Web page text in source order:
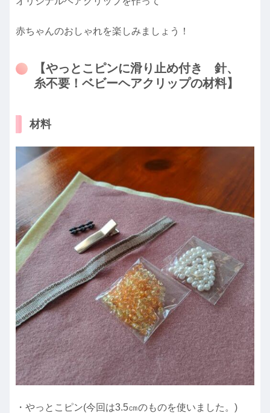
赤ちゃんのおしゃれを楽しみましょう！
【やっとこピンに滑り止め付き 針、
糸不要！ベビーヘアクリップの材料】
材料
・やっとこピン(今回は3.5㎝のものを使いました。)